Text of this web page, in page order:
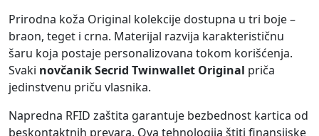
Prirodna koža Original kolekcije dostupna u tri boje –
braon, teget i crna. Materijal razvija karakterističnu
šaru koja postaje personalizovana tokom korišćenja.
Svaki novčanik Secrid Twinwallet Original priča
jedinstvenu priču vlasnika.
Napredna RFID zaštita garantuje bezbednost kartica od
beskontaktnih prevara. Ova tehnologija štiti finansijske